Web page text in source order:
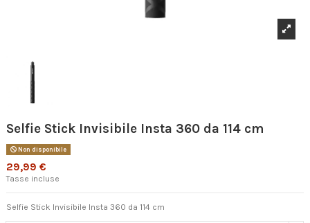
Selfie Stick Invisibile Insta 360 da 114 cm
Non disponibile
29,99 €
Tasse incluse
Selfie Stick Invisibile Insta 360 da 114 cm